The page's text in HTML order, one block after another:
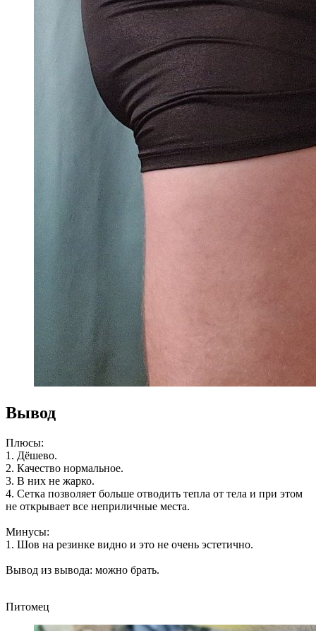
Вывод
Плюсы:
1. Дёшево.
2. Качество нормальное.
3. В них не жарко.
4. Сетка позволяет больше отводить тепла от тела и при этом
не открывает все неприличные места.
Минусы:
1. Шов на резинке видно и это не очень эстетично.
Вывод из вывода: можно брать.
Питомец